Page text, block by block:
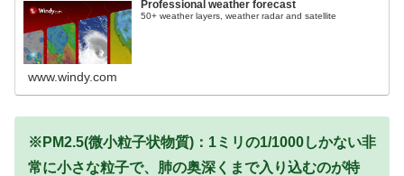
Professional weather forecast
50+ weather layers, weather radar and satellite
www.windy.com
※PM2.5(微小粒子状物質)：1ミリの1/1000しかない非
常に小さな粒子で、肺の奥深くまで入り込むのが特